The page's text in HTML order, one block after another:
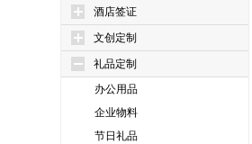
酒店签证
文创定制
礼品定制
办公用品
企业物料
节日礼品